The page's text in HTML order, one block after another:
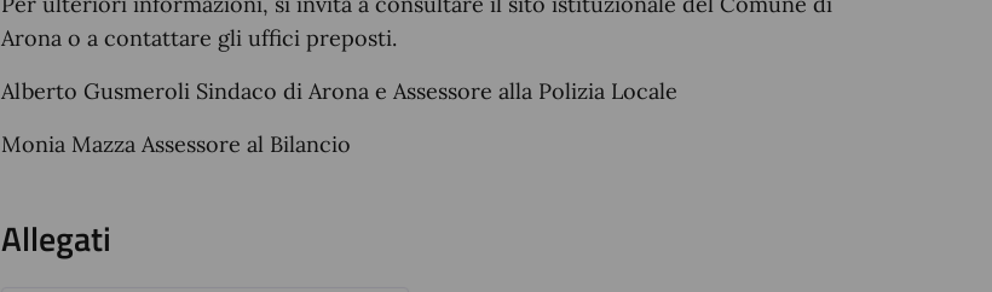
Arona o a contattare gli uffici preposti.
Alberto Gusmeroli Sindaco di Arona e Assessore alla Polizia Locale
Monia Mazza Assessore al Bilancio
Allegati